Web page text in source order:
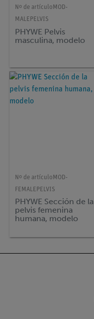
Nº de artículo MOD-
MALEPELVIS
PHYWE Pelvis
masculina, modelo
Nº de artículo MOD-
FEMALEPELVIS
PHYWE Sección de la
pelvis femenina
humana, modelo